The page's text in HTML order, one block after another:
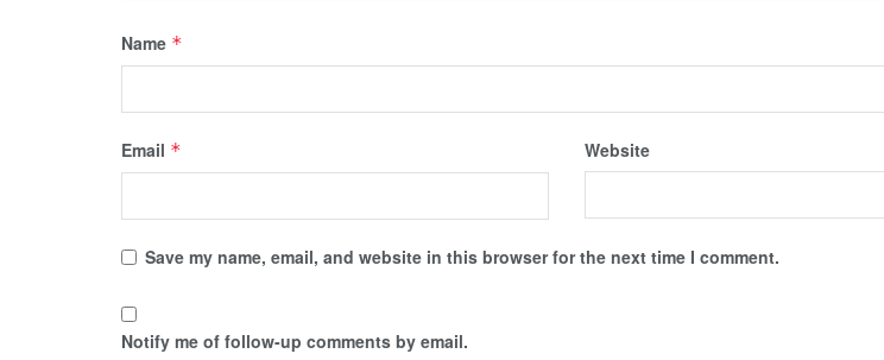
Name *
Email * Website
Save my name, email, and website in this browser for the next time I comment.
Notify me of follow-up comments by email.